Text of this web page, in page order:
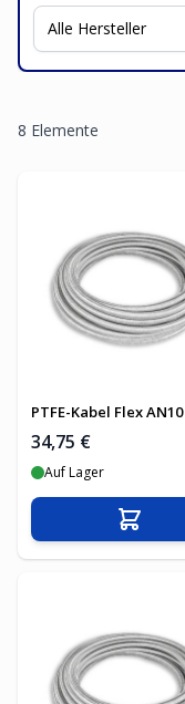
8 Elemente
PTFE-Kabel Flex AN10
34,75 €
Auf Lager
In den